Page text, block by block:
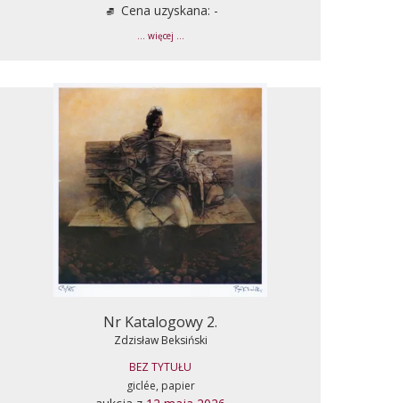
Cena uzyskana: -
... więcej ...
Nr Katalogowy 2.
Zdzisław Beksiński
BEZ TYTUŁU
giclée, papier